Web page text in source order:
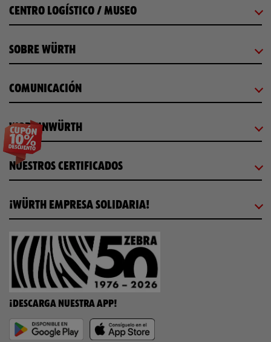
CENTRO LOGÍSTICO / MUSEO
SOBRE WÜRTH
COMUNICACIÓN
WORKINWÜRTH
NUESTROS CERTIFICADOS
¡WÜRTH EMPRESA SOLIDARIA!
¡DESCARGA NUESTRA APP!